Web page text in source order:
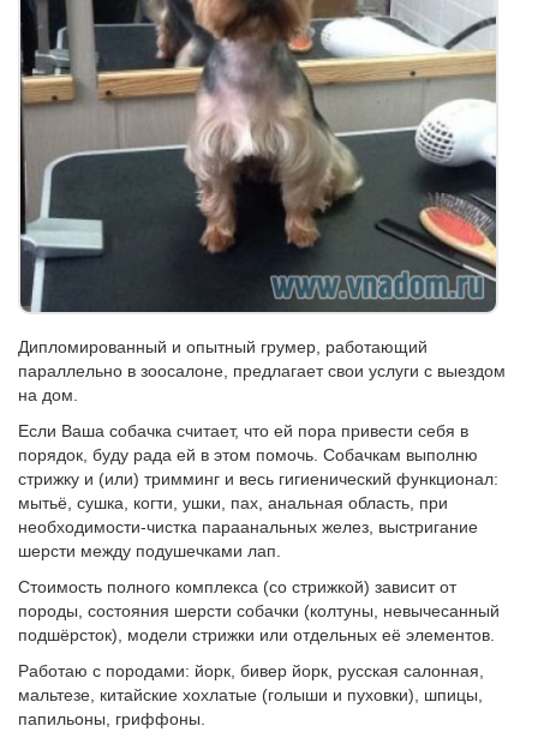
Дипломированный и опытный грумер, работающий
параллельно в зоосалоне, предлагает свои услуги с выездом
на дом.
Если Ваша собачка считает, что ей пора привести себя в
порядок, буду рада ей в этом помочь. Собачкам выполню
стрижку и (или) тримминг и весь гигиенический функционал:
мытьё, сушка, когти, ушки, пах, анальная область, при
необходимости-чистка параанальных желез, выстригание
шерсти между подушечками лап.
Стоимость полного комплекса (со стрижкой) зависит от
породы, состояния шерсти собачки (колтуны, невычесанный
подшёрсток), модели стрижки или отдельных её элементов.
Работаю с породами: йорк, бивер йорк, русская салонная,
мальтезе, китайские хохлатые (голыши и пуховки), шпицы,
папильоны, гриффоны.